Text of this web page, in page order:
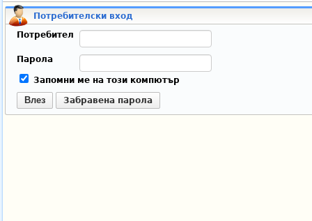
Потребителски вход
Потребител
Парола
Запомни ме на този компютър
Влез Забравена парола